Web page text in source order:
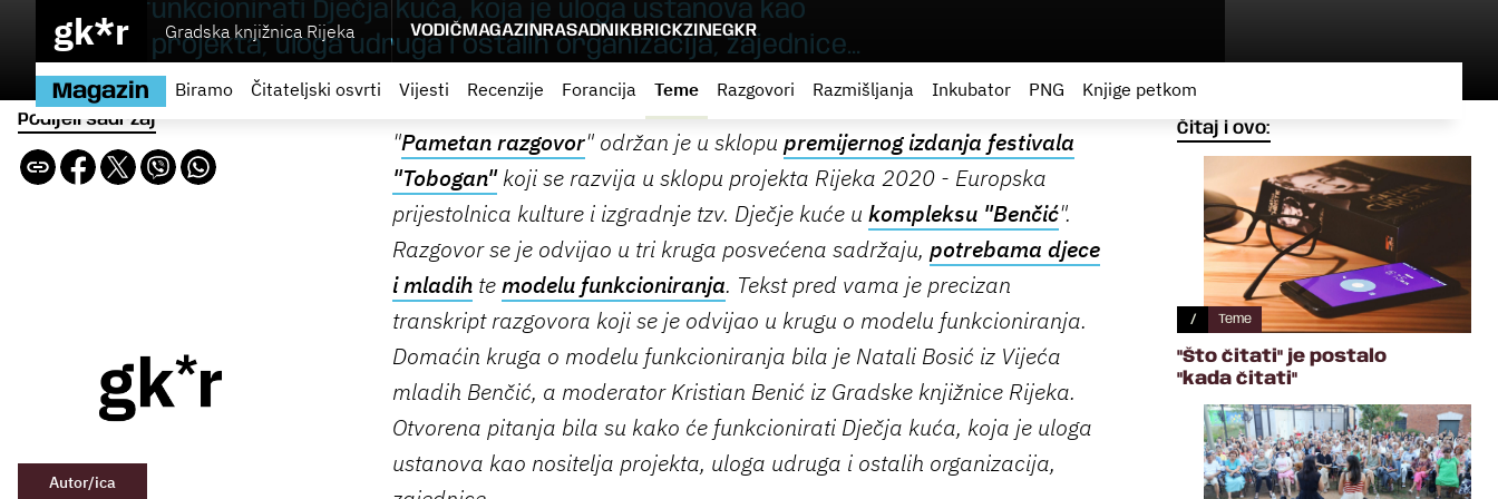
gk*r Gradska knjižnica Rijeka VODIČMAGAZINRASADNIKBRICKZINEGKR
Magazin Biramo Čitateljski osvrti Vijesti Recenzije Forancija Teme Razgovori Razmišljanja Inkubator PNG Knjige petkom
Kako će funkcionirati Dječja kuća, koja je uloga ustanova kao
nositelja projekta, uloga udruga i ostalih organizacija, zajednice...
Podijeli sadržaj
Autor/ica
"Pametan razgovor" održan je u sklopu premijernog izdanja festivala
"Tobogan"koji se razvija u sklopu projekta Rijeka 2020 - Europska
prijestolnica kulture i izgradnje tzv. Dječje kuće u kompleksu "Benčić".
Razgovor se je odvijao u tri kruga posvećena sadržaju, potrebama djece
i mladih temodelu funkcioniranja. Tekst pred vama je precizan
transkript razgovora koji se je odvijao u krugu o modelu funkcioniranja.
Domaćin kruga o modelu funkcioniranja bila je Natali Bosić iz Vijeća
mladih Benčić, a moderator Kristian Benić iz Gradske knjižnice Rijeka.
Otvorena pitanja bila su kako će funkcionirati Dječja kuća, koja je uloga
ustanova kao nositelja projekta, uloga udruga i ostalih organizacija,
Čitaj i ovo:
/ Teme
"Što čitati" je postalo
"kada čitati"